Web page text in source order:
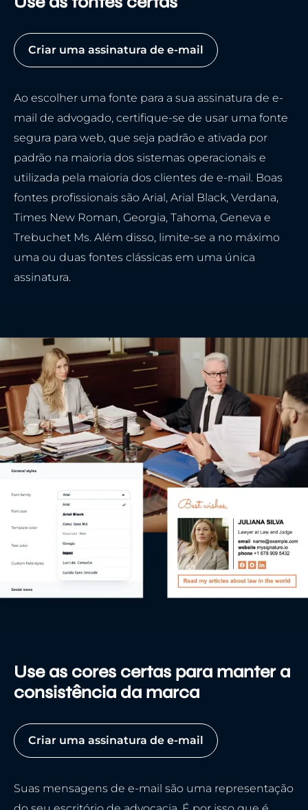
Criar uma assinatura de e-mail
Ao escolher uma fonte para a sua assinatura de e-
mail de advogado, certifique-se de usar uma fonte
segura para web, que seja padrão e ativada por
padrão na maioria dos sistemas operacionais e
utilizada pela maioria dos clientes de e-mail. Boas
fontes profissionais são Arial, Arial Black, Verdana,
Times New Roman, Georgia, Tahoma, Geneva e
Trebuchet Ms. Além disso, limite-se a no máximo
uma ou duas fontes clássicas em uma única
assinatura.
Use as cores certas para manter a
consistência da marca
Criar uma assinatura de e-mail
Suas mensagens de e-mail são uma representação